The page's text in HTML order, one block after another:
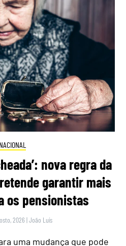
NACIONAL
nova regra da
garantir mais
os pensionistas
2026 |João Luís
uma mudança que pode